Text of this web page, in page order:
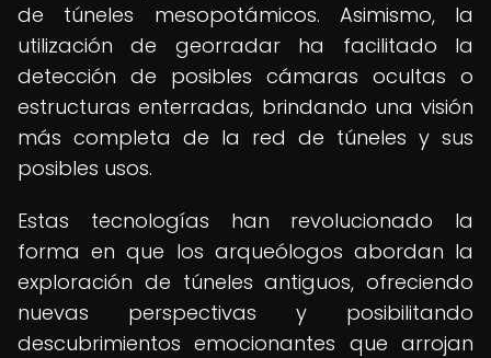
de túneles mesopotámicos. Asimismo, la
utilización de georradar ha facilitado la
detección de posibles cámaras ocultas o
estructuras enterradas, brindando una visión
más completa de la red de túneles y sus
posibles usos.
Estas tecnologías han revolucionado la
forma en que los arqueólogos abordan la
exploración de túneles antiguos, ofreciendo
nuevas perspectivas y posibilitando
descubrimientos emocionantes que arrojan